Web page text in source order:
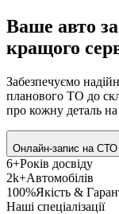
Ваше авто
кращого
Забезпечуємо
планового ТО до
про кожну деталь
Онлайн-запис на СТО
6+Років досвіду
2k+Автомобілів
100%Якість &
Наші спеціалізації